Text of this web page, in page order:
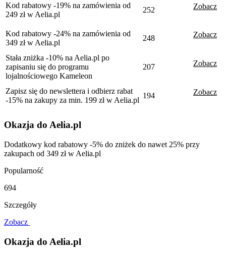
Kod rabatowy -19% na zamówienia od
249 zł w Aelia.pl
252 Zobacz
Kod rabatowy -24% na zamówienia od
349 zł w Aelia.pl
248 Zobacz
Stała zniżka -10% na Aelia.pl po
zapisaniu się do programu
lojalnościowego Kameleon
207 Zobacz
Zapisz się do newslettera i odbierz rabat
-15% na zakupy za min. 199 zł w Aelia.pl
194 Zobacz
Okazja do Aelia.pl
Dodatkowy kod rabatowy -5% do zniżek do nawet 25% przy
zakupach od 349 zł w Aelia.pl
Popularność
694
Szczegóły
Zobacz
Okazja do Aelia.pl